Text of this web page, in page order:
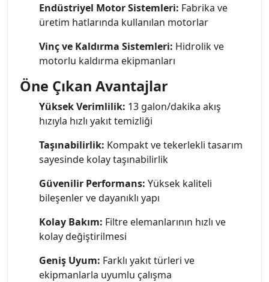
Endüstriyel Motor Sistemleri: Fabrika ve
üretim hatlarında kullanılan motorlar
Vinç ve Kaldırma Sistemleri: Hidrolik ve
motorlu kaldırma ekipmanları
Öne Çıkan Avantajlar
Yüksek Verimlilik: 13 galon/dakika akış
hızıyla hızlı yakıt temizliği
Taşınabilirlik: Kompakt ve tekerlekli tasarım
sayesinde kolay taşınabilirlik
Güvenilir Performans: Yüksek kaliteli
bileşenler ve dayanıklı yapı
Kolay Bakım: Filtre elemanlarının hızlı ve
kolay değiştirilmesi
Geniş Uyum: Farklı yakıt türleri ve
ekipmanlarla uyumlu çalışma